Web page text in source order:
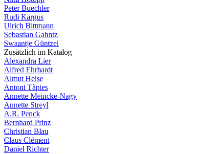
Peter Buechler
Rudi Kargus
Ulrich Bittmann
Sebastian Gahntz
Swaantje Güntzel
Zusätzlich im Katalog
Alexandra Lier
Alfred Ehrhardt
Almut Heise
Antoni Tàpies
Annette Meincke-Nagy
Annette Streyl
A.R. Penck
Bernhard Prinz
Christian Blau
Claus Clément
Daniel Richter